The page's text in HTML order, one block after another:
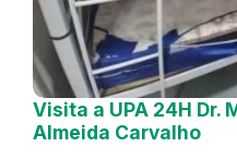
Visita a UPA 24H Dr.
Almeida Carvalho